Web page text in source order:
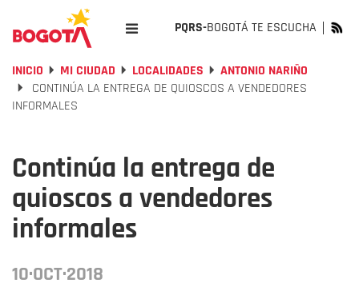
PQRS-BOGOTÁ TE ESCUCHA
INICIO MI CIUDAD LOCALIDADES
ANTONIO NARIÑO
CONTINÚA LA ENTREGA DE QUIOSCOS A VENDEDORES
INFORMALES
Continúa la entrega de
quioscos a vendedores
informales
10·OCT·2018